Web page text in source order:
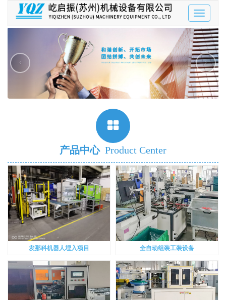
Toggle
‹ ›
产品中心 Product Center
发那科机器人埋入项目 全自动组装工装设备